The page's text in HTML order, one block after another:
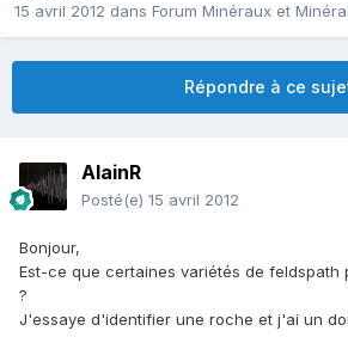
15 avril 2012 dans Forum Minéraux et
Répondre à ce
AlainR
Posté(e) 15 avril 2012
Bonjour,
Est-ce que certaines variétés de feldspath
?
J'essaye d'identifier une roche et j'ai un